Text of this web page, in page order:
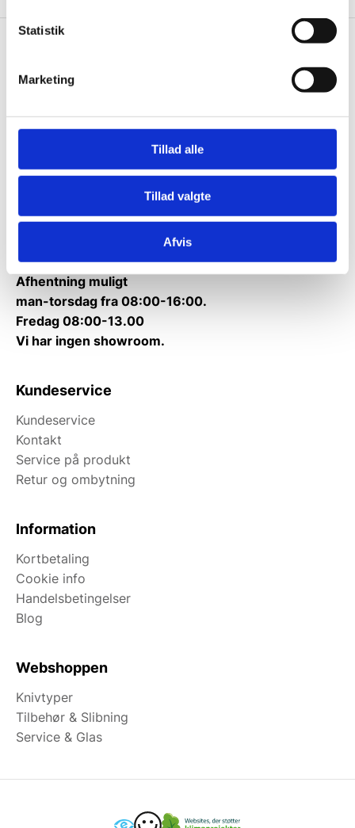
Statistik
Marketing
Tillad alle
Tillad valgte
Afvis
Gastrobutikken ApS
7430 Ikast
Telefon træffetid:
Afhentning muligt
man-torsdag fra 08:00-16:00.
Fredag 08:00-13.00
Vi har ingen showroom.
Kundeservice
Kundeservice
Kontakt
Service på produkt
Retur og ombytning
Information
Kortbetaling
Cookie info
Handelsbetingelser
Blog
Webshoppen
Knivtyper
Tilbehør & Slibning
Service & Glas